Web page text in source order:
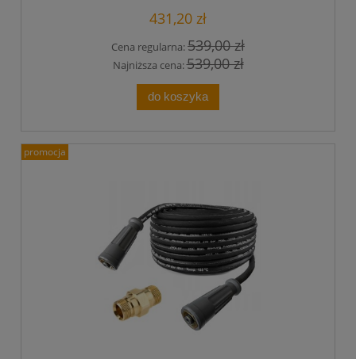
431,20 zł
Cena regularna:539,00 zł
Najniższa cena:539,00 zł
do koszyka
promocja